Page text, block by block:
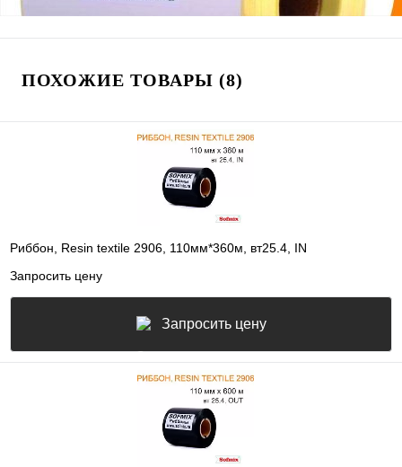
ПОХОЖИЕ ТОВАРЫ (8)
Риббон, Resin textile 2906, 110мм*360м, вт25.4, IN
Запросить цену
Запросить цену